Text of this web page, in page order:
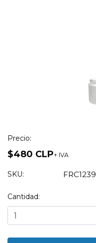
Precio:
$480 CLP+ IVA
SKU: FRC1239
Cantidad: